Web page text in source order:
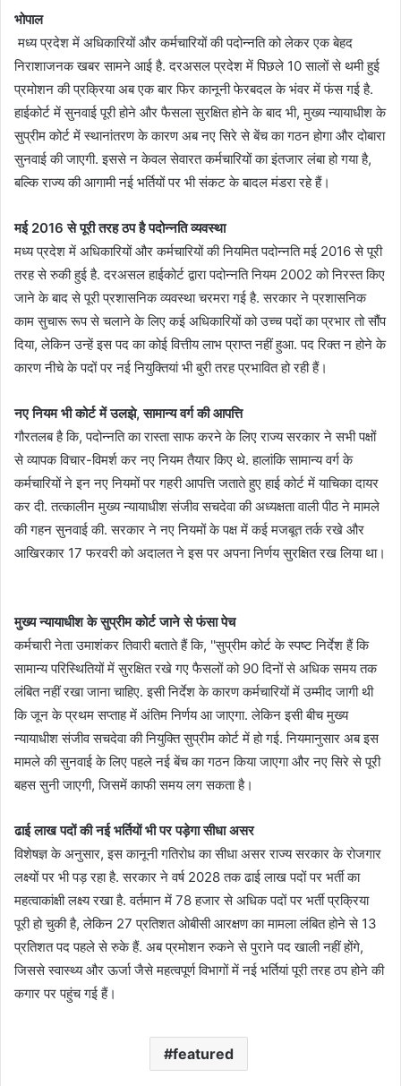
भोपाल
मध्य प्रदेश में अधिकारियों और कर्मचारियों की पदोन्नति को लेकर एक बेहद
निराशाजनक खबर सामने आई है. दरअसल प्रदेश में पिछले 10 सालों से थमी हुई
प्रमोशन की प्रक्रिया अब एक बार फिर कानूनी फेरबदल के भंवर में फंस गई है.
हाईकोर्ट में सुनवाई पूरी होने और फैसला सुरक्षित होने के बाद भी, मुख्य न्यायाधीश के
सुप्रीम कोर्ट में स्थानांतरण के कारण अब नए सिरे से बेंच का गठन होगा और दोबारा
सुनवाई की जाएगी. इससे न केवल सेवारत कर्मचारियों का इंतजार लंबा हो गया है,
बल्कि राज्य की आगामी नई भर्तियों पर भी संकट के बादल मंडरा रहे हैं।
मई 2016 से पूरी तरह ठप है पदोन्नति व्यवस्था
मध्य प्रदेश में अधिकारियों और कर्मचारियों की नियमित पदोन्नति मई 2016 से पूरी
तरह से रुकी हुई है. दरअसल हाईकोर्ट द्वारा पदोन्नति नियम 2002 को निरस्त किए
जाने के बाद से पूरी प्रशासनिक व्यवस्था चरमरा गई है. सरकार ने प्रशासनिक
काम सुचारू रूप से चलाने के लिए कई अधिकारियों को उच्च पदों का प्रभार तो सौंप
दिया, लेकिन उन्हें इस पद का कोई वित्तीय लाभ प्राप्त नहीं हुआ. पद रिक्त न होने के
कारण नीचे के पदों पर नई नियुक्तियां भी बुरी तरह प्रभावित हो रही हैं।
​नए नियम भी कोर्ट में उलझे, सामान्य वर्ग की आपत्ति
गौरतलब ​है कि, पदोन्नति का रास्ता साफ करने के लिए राज्य सरकार ने सभी पक्षों
से व्यापक विचार-विमर्श कर नए नियम तैयार किए थे. हालांकि सामान्य वर्ग के
कर्मचारियों ने इन नए नियमों पर गहरी आपत्ति जताते हुए हाई कोर्ट में याचिका दायर
कर दी. तत्कालीन मुख्य न्यायाधीश संजीव सचदेवा की अध्यक्षता वाली पीठ ने मामले
की गहन सुनवाई की. सरकार ने नए नियमों के पक्ष में कई मजबूत तर्क रखे और
आखिरकार 17 फरवरी को अदालत ने इस पर अपना निर्णय सुरक्षित रख लिया था।
मुख्य न्यायाधीश के सुप्रीम कोर्ट जाने से फंसा पेच
कर्मचारी नेता उमाशंकर तिवारी बताते हैं कि, ''​सुप्रीम कोर्ट के स्पष्ट निर्देश हैं कि
सामान्य परिस्थितियों में सुरक्षित रखे गए फैसलों को 90 दिनों से अधिक समय तक
लंबित नहीं रखा जाना चाहिए. इसी निर्देश के कारण कर्मचारियों में उम्मीद जागी थी
कि जून के प्रथम सप्ताह में अंतिम निर्णय आ जाएगा. लेकिन इसी बीच मुख्य
न्यायाधीश संजीव सचदेवा की नियुक्ति सुप्रीम कोर्ट में हो गई. नियमानुसार अब इस
मामले की सुनवाई के लिए पहले नई बेंच का गठन किया जाएगा और नए सिरे से पूरी
बहस सुनी जाएगी, जिसमें काफी समय लग सकता है।
​ढाई लाख पदों की नई भर्तियों भी पर पड़ेगा सीधा असर
विशेषज्ञ के अनुसार, इस कानूनी गतिरोध का सीधा असर राज्य सरकार के रोजगार
लक्ष्यों पर भी पड़ रहा है. सरकार ने वर्ष 2028 तक ढाई लाख पदों पर भर्ती का
महत्वाकांक्षी लक्ष्य रखा है. वर्तमान में 78 हजार से अधिक पदों पर भर्ती प्रक्रिया
पूरी हो चुकी है, लेकिन 27 प्रतिशत ओबीसी आरक्षण का मामला लंबित होने से 13
प्रतिशत पद पहले से रुके हैं. अब प्रमोशन रुकने से पुराने पद खाली नहीं होंगे,
जिससे स्वास्थ्य और ऊर्जा जैसे महत्वपूर्ण विभागों में नई भर्तियां पूरी तरह ठप होने की
कगार पर पहुंच गई हैं।
featured